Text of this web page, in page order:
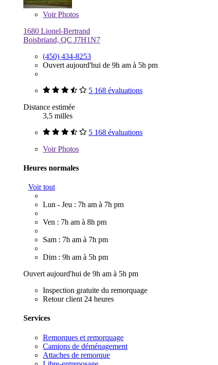
VoirPhotos
1680 Lionel-Bertrand
Boisbriand, QC J7H1N7
(450) 434-8253
Ouvert aujourd'hui de 9h am à 5h pm
5 168 évaluations
Distance estimée
3,5 milles
5 168 évaluations
VoirPhotos
Heures normales
Voir tout
Lun - Jeu : 7h am à 7h pm
Ven : 7h am à 8h pm
Sam : 7h am à 7h pm
Dim : 9h am à 5h pm
Ouvert aujourd'hui de 9h am à 5h pm
Inspection gratuite du remorquage
Retour client 24 heures
Services
Remorques et remorquage
Camions de déménagement
Attaches de remorque